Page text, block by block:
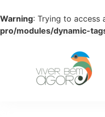
Warning: Trying to
pro/modules/dynamic-